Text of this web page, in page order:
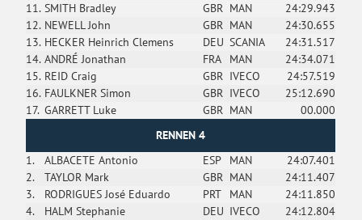
11. SMITH Bradley GBR MAN
24:29.943
12. NEWELL John GBR MAN
24:30.655
13. HECKER Heinrich Clemens DEU SCANIA
24:31.517
14. ANDRÉ Jonathan FRA MAN
24:34.071
15. REID Craig GBR IVECO
24:57.519
16. FAULKNER Simon GBR IVECO
25:12.690
17. GARRETT Luke GBR MAN
00.000
RENNEN 4
1.
ALBACETE Antonio ESP MAN
24:07.401
2.
TAYLOR Mark GBR MAN
24:11.407
3.
RODRIGUES José Eduardo PRT MAN
24:11.850
4.
HALM Stephanie DEU IVECO
24:12.804